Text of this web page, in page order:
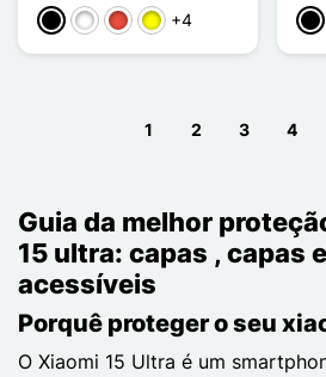
PretoBrancoVermelho
Amarelo
+4
1 2 3 4
Guia da melhor
15 ultra: capas , capas
acessíveis
Porquê proteger o seu
O Xiaomi 15 Ultra é um